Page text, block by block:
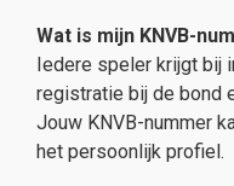
Wat is mijn KNVB-
Iedere speler krijgt bij
registratie bij de bond
Jouw KNVB-nummer
het persoonlijk profiel.